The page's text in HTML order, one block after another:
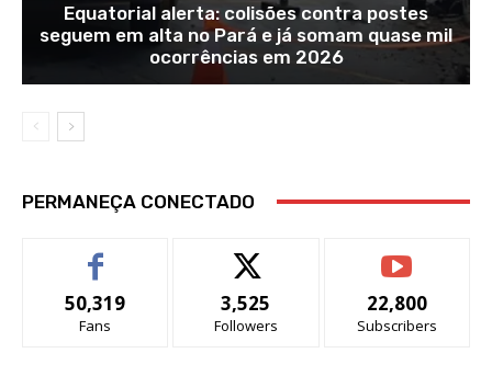
Equatorial alerta: colisões contra postes
seguem em alta no Pará e já somam quase mil
ocorrências em 2026
PERMANEÇA CONECTADO
50,319
Fans
3,525
Followers
22,800
Subscribers